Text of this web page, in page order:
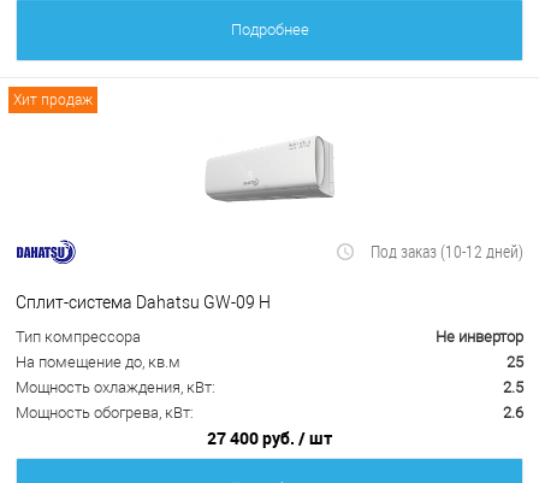
Подробнее
Хит продаж
Под заказ (10-12 дней)
Сплит-система Dahatsu GW-09 H
Тип компрессора
Не инвертор
На помещение до, кв.м
25
Мощность охлаждения, кВт:
2.5
Мощность обогрева, кВт:
2.6
27 400 руб. / шт